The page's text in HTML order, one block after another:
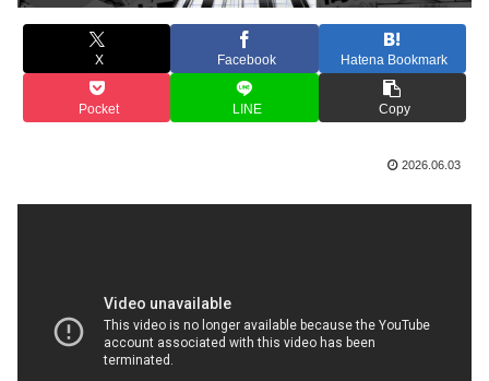
X Facebook Hatena Bookmark
Pocket LINE Copy
2026.06.03